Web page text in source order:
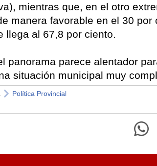
mientras que, en el otro
manera favorable en el 30
llega al 67,8 por ciento.
panorama parece alentador
situación municipal muy
Política Provincial